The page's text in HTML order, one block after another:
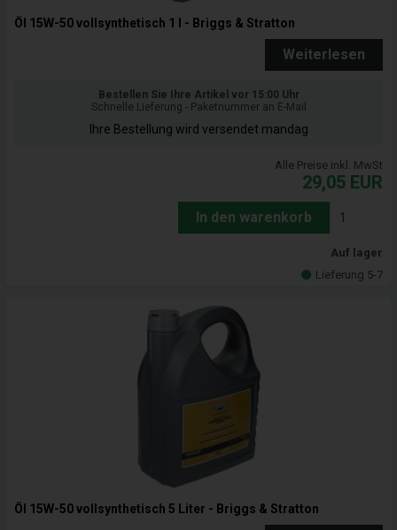
Öl 15W-50 vollsynthetisch 1 l - Briggs & Stratton
Weiterlesen
Bestellen Sie Ihre Artikel vor 15:00 Uhr
Schnelle Lieferung - Paketnummer an E-Mail
Ihre Bestellung wird versendet mandag
Alle Preise inkl. MwSt
29,05 EUR
In den warenkorb
Auf lager
Lieferung 5-7
Öl 15W-50 vollsynthetisch 5 Liter - Briggs & Stratton